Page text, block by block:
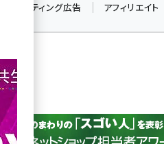
アスクル (1122)
リスティング広告 アフィリエイト